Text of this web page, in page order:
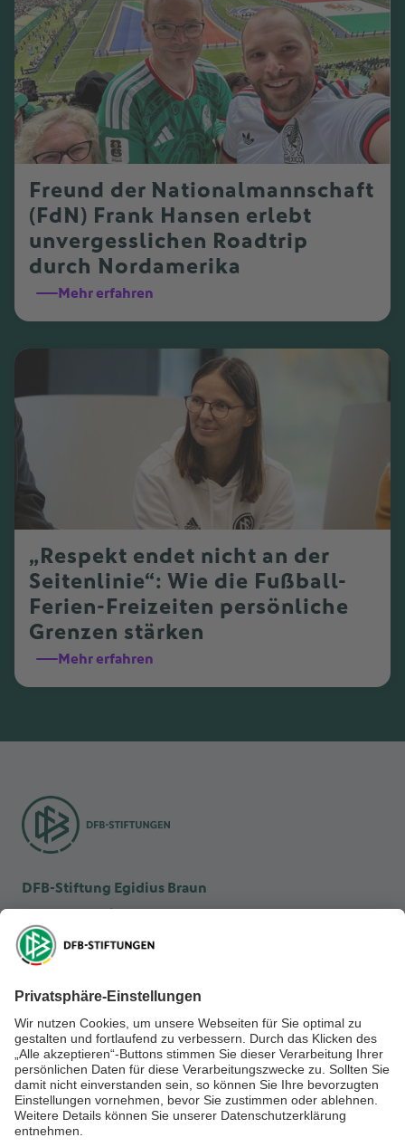
Freund der Nationalmannschaft
(FdN) Frank Hansen erlebt
unvergesslichen Roadtrip
durch Nordamerika
Mehr erfahren
„Respekt endet nicht an der
Seitenlinie“: Wie die Fußball-
Ferien-Freizeiten persönliche
Grenzen stärken
Mehr erfahren
DFB-Stiftung Egidius Braun
DFB-Stiftung Sepp Herberger
NEWSLETTER ABONNIEREN
Anmelden